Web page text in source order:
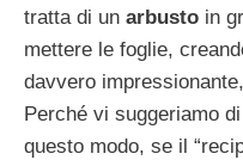
tratta di un arbusto in
mettere le foglie,
davvero
Perché vi suggeriamo
questo modo, se il